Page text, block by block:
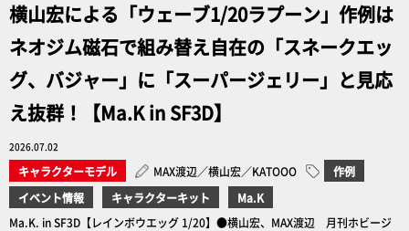
横山宏による「ウェーブ1/20ラプーン」作例は
ネオジム磁石で組み替え自在の「スネークエッ
グ、バジャー」に「スーパージェリー」と見応
え抜群！【Ma.K in SF3D】
2026.07.02
キャラクターモデル MAX渡辺／横山宏／KATOOO
作例
イベント情報
キャラクターキット
Ma.K
Ma.K. in SF3D【レインボウエッグ 1/20】●横山宏、MAX渡辺 月刊ホビージ